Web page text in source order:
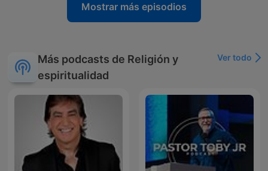
Mostrar más episodios
Más podcasts de Religión y
espiritualidad
Ver todo